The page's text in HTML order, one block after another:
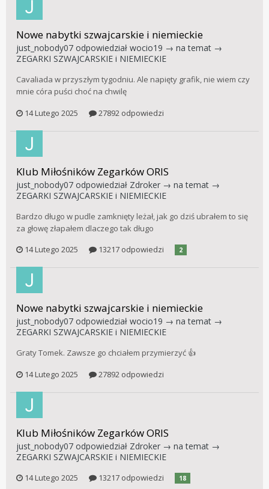
Nowe nabytki szwajcarskie i niemieckie
just_nobody07 odpowiedział wocio19 → na temat →
ZEGARKI SZWAJCARSKIE i NIEMIECKIE
Cavaliada w przyszłym tygodniu. Ale napięty grafik, nie wiem czy
mnie córa puści choć na chwilę
14 Lutego 2025
27892 odpowiedzi
Klub Miłośników Zegarków ORIS
just_nobody07 odpowiedział Zdroker → na temat →
ZEGARKI SZWAJCARSKIE i NIEMIECKIE
Bardzo długo w pudle zamknięty leżał, jak go dziś ubrałem to się
za głowę złapałem dlaczego tak długo
14 Lutego 2025
13217 odpowiedzi 2
Nowe nabytki szwajcarskie i niemieckie
just_nobody07 odpowiedział wocio19 → na temat →
ZEGARKI SZWAJCARSKIE i NIEMIECKIE
Graty Tomek. Zawsze go chciałem przymierzyć 👍
14 Lutego 2025
27892 odpowiedzi
Klub Miłośników Zegarków ORIS
just_nobody07 odpowiedział Zdroker → na temat →
ZEGARKI SZWAJCARSKIE i NIEMIECKIE
14 Lutego 2025 13217 odpowiedzi 18